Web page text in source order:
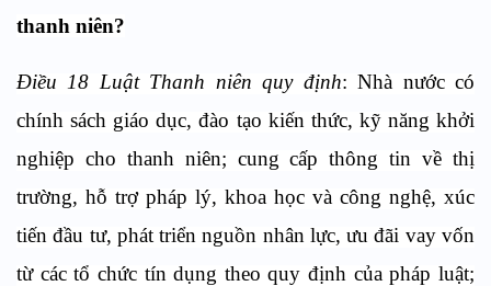
thanh niên?
Điều 18 Luật Thanh niên quy định: Nhà nước có
chính sách giáo dục, đào tạo kiến thức, kỹ năng khởi
nghiệp cho thanh niên; cung cấp thông tin về thị
trường, hỗ trợ pháp lý, khoa học và công nghệ, xúc
tiến đầu tư, phát triển nguồn nhân lực, ưu đãi vay vốn
từ các tổ chức tín dụng theo quy định của pháp luật;